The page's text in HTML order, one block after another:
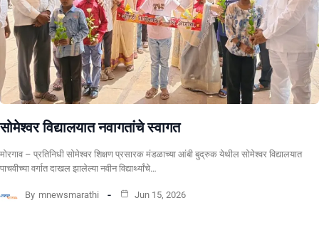
सोमेश्वर विद्यालयात नवागतांचे स्वागत
मोरगाव – प्रतिनिधी सोमेश्वर शिक्षण प्रसारक मंडळाच्या आंबी बुद्रुक येथील सोमेश्वर विद्यालयात
पाचवीच्या वर्गात दाखल झालेल्या नवीन विद्यार्थ्यांचे…
By mnewsmarathi Jun 15, 2026